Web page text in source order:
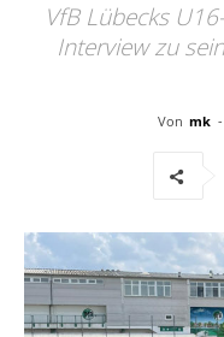
VfB Lübecks
Interview zu
Von mk -